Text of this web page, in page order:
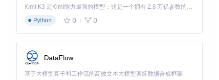
三、实战指南：从模型到结构的完整解决流程
常见模型问题诊断表
问题
现象
Kimi K3 是Kimi能力最强的模型：这是一个拥有 2.8 万亿参数的混合专家（MoE）模型，具备原生视觉理解能力，并支持 100 万 token 的上下文窗口。
Python
0 0
DataFlow
基于大模型算子和工作流的高效文本大模型训练数据合成框架